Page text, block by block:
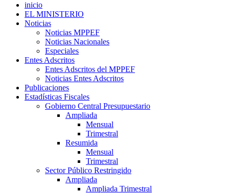
inicio
EL MINISTERIO
Noticias
Noticias MPPEF
Noticias Nacionales
Especiales
Entes Adscritos
Entes Adscritos del MPPEF
Noticias Entes Adscritos
Publicaciones
Estadísticas Fiscales
Gobierno Central Presupuestario
Ampliada
Mensual
Trimestral
Resumida
Mensual
Trimestral
Sector Público Restringido
Ampliada
Ampliada Trimestral